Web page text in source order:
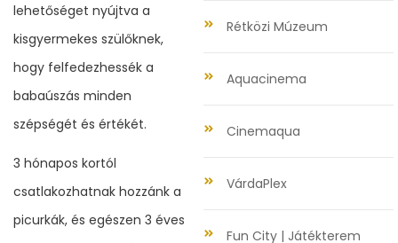
lehetőséget nyújtva a
kisgyermekes szülőknek,
hogy felfedezhessék a
babaúszás minden
szépségét és értékét.
3 hónapos kortól
csatlakozhatnak hozzánk a
picurkák, és egészen 3 éves
Rétközi Múzeum
Aquacinema
Cinemaqua
VárdaPlex
Fun City | Játékterem